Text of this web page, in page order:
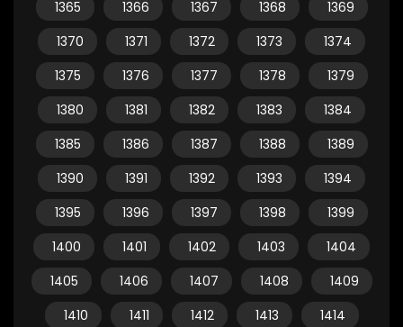
1365 1366 1367 1368
1369
1370
1371 1372 1373
1374
1375
1376 1377 1378
1379
1380
1381 1382 1383
1384
1385
1386 1387 1388
1389
1390
1391 1392 1393
1394
1395
1396 1397 1398
1399
1400
1401 1402 1403
1404
1405
1406 1407 1408
1409
1410
1411 1412 1413
1414